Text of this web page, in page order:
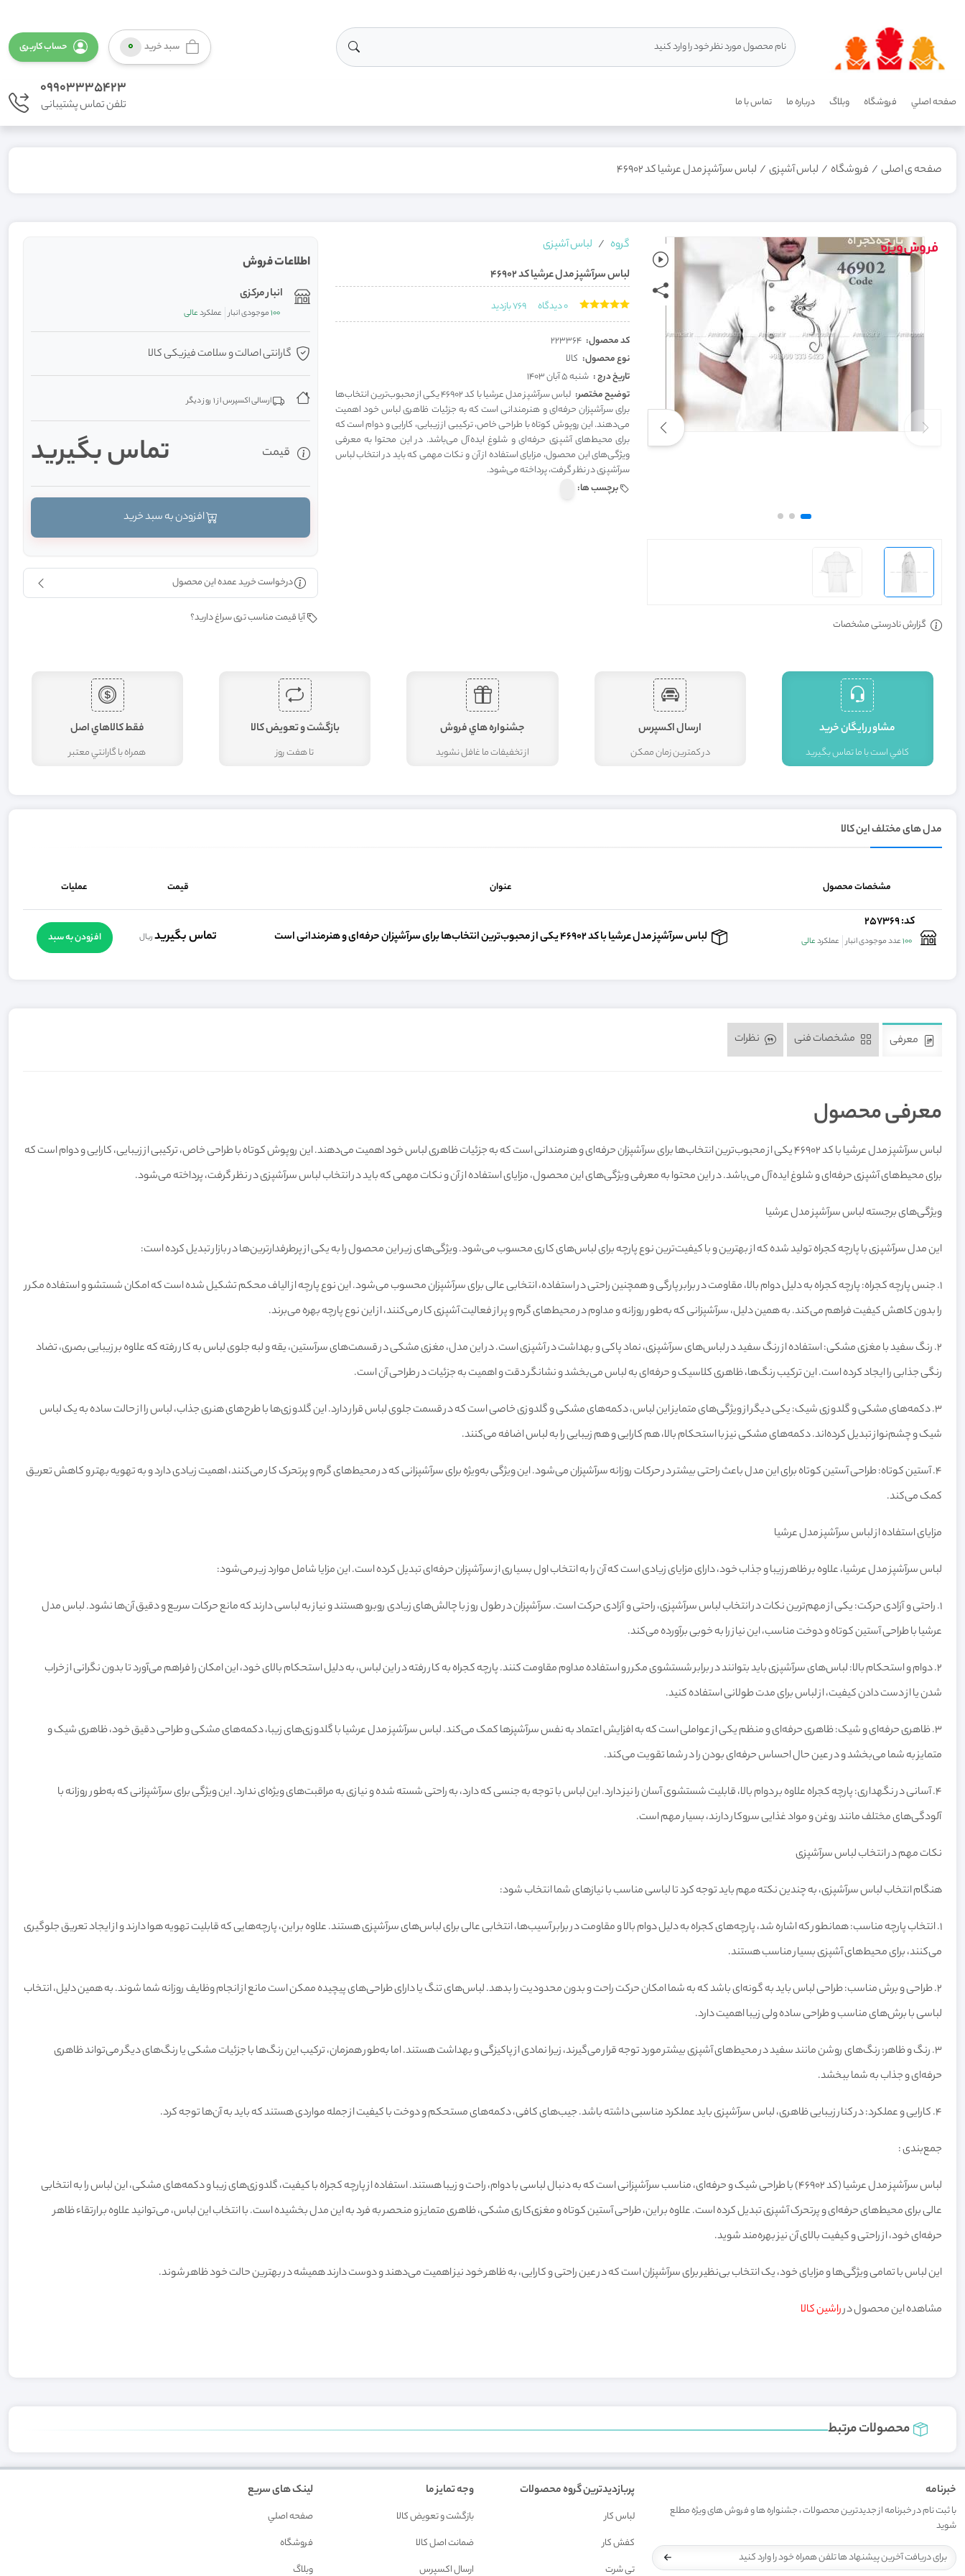
سبد خرید 0 حساب کاربری
صفحه اصلي فروشگاه وبلاگ درباره ما تماس با ما
09903335423
تلفن تماس پشتیبانی
صفحه ی اصلی / فروشگاه / لباس آشپزی / لباس سرآشپز مدل عرشیا کد 46902
گزارش نادرستی مشخصات
گروه
لباس آشپزی
لباس سرآشپز مدل عرشیا کد 46902
0دیدگاه 769بازدید
کد محصول: 223364
نوع محصول: کالا
تاریخ درج : شنبه 5 آبان 1403
توضیح مختصر:
لباس سرآشپز مدل عرشیا با کد 46902 یکی از محبوب‌ترین انتخاب‌ها
برای سرآشپزان حرفه‌ای و هنرمندانی است که به جزئیات ظاهری لباس خود اهمیت
می‌دهند. این روپوش کوتاه با طراحی خاص، ترکیبی از زیبایی، کارایی و دوام است که
برای محیط‌های آشپزی حرفه‌ای و شلوغ ایده‌آل می‌باشد. در این محتوا به معرفی
ویژگی‌های این محصول، مزایای استفاده از آن و نکات مهمی که باید در انتخاب لباس
سرآشپزی در نظر گرفت، پرداخته می‌شود.
برچسب ها:
اطلاعات فروش
انبار مرکزی
100موجودی انبار عملکردعالی
گارانتی اصالت و سلامت فیزیکی کالا
ارسالی اکسپرس از 1 روز دیگر
قیمت تماس بگيريد
درخواست خرید عمده این محصول
آیا قیمت مناسب تری سراغ دارید؟
مشاور رايگان خريد
کافي است با ما تماس بگيريد
ارسال اکسپرس
در کمترين زمان ممکن
جشنواره هاي فروش
از تخفيفات ما غافل نشويد
بازگشت و تعويض کالا
تا هفت روز
فقط کالاهاي اصل
همراه با گارانتي معتبر
مدل های مختلف این کالا
مشخصات محصول عنوان قیمت عملیات
کد: 257369
100عدد موجودی انبار عملکردعالی لباس سرآشپز مدل عرشیا با کد 46902 یکی از محبوب‌ترین انتخاب‌ها برای سرآشپزان حرفه‌ای و هنرمندانی است تماس بگيريدریال افزودن به سبد
معرفی
معرفی محصول
لباس سرآشپز مدل عرشیا با کد 46902 یکی از محبوب‌ترین انتخاب‌ها برای سرآشپزان حرفه‌ای و هنرمندانی است که به جزئیات ظاهری لباس خود اهمیت می‌دهند. این روپوش کوتاه با طراحی خاص، ترکیبی از زیبایی، کارایی و دوام است که
برای محیط‌های آشپزی حرفه‌ای و شلوغ ایده‌آل می‌باشد. در این محتوا به معرفی ویژگی‌های این محصول، مزایای استفاده از آن و نکات مهمی که باید در انتخاب لباس سرآشپزی در نظر گرفت، پرداخته می‌شود.
ویژگی‌های برجسته لباس سرآشپز مدل عرشیا
این مدل سرآشپزی با پارچه کجراه تولید شده که از بهترین و با کیفیت‌ترین نوع پارچه برای لباس‌های کاری محسوب می‌شود. ویژگی‌های زیر این محصول را به یکی از پرطرفدارترین‌ها در بازار تبدیل کرده است:
1. جنس پارچه کجراه: پارچه کجراه به دلیل دوام بالا، مقاومت در برابر پارگی و همچنین راحتی در استفاده، انتخابی عالی برای سرآشپزان محسوب می‌شود. این نوع پارچه از الیاف محکم تشکیل شده است که امکان شستشو و استفاده مکرر
را بدون کاهش کیفیت فراهم می‌کند. به همین دلیل، سرآشپزانی که به‌طور روزانه و مداوم در محیط‌های گرم و پر از فعالیت آشپزی کار می‌کنند، از این نوع پارچه بهره می‌برند.
2. رنگ سفید با مغزی مشکی: استفاده از رنگ سفید در لباس‌های سرآشپزی، نماد پاکی و بهداشت در آشپزی است. در این مدل، مغزی مشکی در قسمت‌های سرآستین، یقه و لبه جلوی لباس به کار رفته که علاوه بر زیبایی بصری، تضاد
رنگی جذابی را ایجاد کرده است. این ترکیب رنگ‌ها، ظاهری کلاسیک و حرفه‌ای به لباس می‌بخشد و نشانگر دقت و اهمیت به جزئیات در طراحی آن است.
3. دکمه‌های مشکی و گلدوزی شیک: یکی دیگر از ویژگی‌های متمایز این لباس، دکمه‌های مشکی و گلدوزی خاصی است که در قسمت جلوی لباس قرار دارد. این گلدوزی‌ها با طرح‌های هنری جذاب، لباس را از حالت ساده به یک لباس
شیک و چشم‌نواز تبدیل کرده‌اند. دکمه‌های مشکی نیز با استحکام بالا، هم کارایی و هم زیبایی را به لباس اضافه می‌کنند.
4. آستین کوتاه: طراحی آستین کوتاه برای این مدل باعث راحتی بیشتر در حرکات روزانه سرآشپزان می‌شود. این ویژگی به‌ویژه برای سرآشپزانی که در محیط‌های گرم و پرتحرک کار می‌کنند، اهمیت زیادی دارد و به تهویه بهتر و کاهش تعریق
کمک می‌کند.
مزایای استفاده از لباس سرآشپز مدل عرشیا
لباس سرآشپز مدل عرشیا، علاوه بر ظاهر زیبا و جذاب خود، دارای مزایای زیادی است که آن را به انتخاب اول بسیاری از سرآشپزان حرفه‌ای تبدیل کرده است. این مزایا شامل موارد زیر می‌شود:
1. راحتی و آزادی حرکت: یکی از مهم‌ترین نکات در انتخاب لباس سرآشپزی، راحتی و آزادی حرکت است. سرآشپزان در طول روز با چالش‌های زیادی روبرو هستند و نیاز به لباسی دارند که مانع حرکات سریع و دقیق آن‌ها نشود. لباس مدل
عرشیا با طراحی آستین کوتاه و دوخت مناسب، این نیاز را به خوبی برآورده می‌کند.
2. دوام و استحکام بالا: لباس‌های سرآشپزی باید بتوانند در برابر شستشوی مکرر و استفاده مداوم مقاومت کنند. پارچه کجراه به کار رفته در این لباس، به دلیل استحکام بالای خود، این امکان را فراهم می‌آورد تا بدون نگرانی از خراب
شدن یا از دست دادن کیفیت، از لباس برای مدت طولانی استفاده کنید.
3. ظاهری حرفه‌ای و شیک: ظاهری حرفه‌ای و منظم یکی از عواملی است که به افزایش اعتماد به نفس سرآشپزها کمک می‌کند. لباس سرآشپز مدل عرشیا با گلدوزی‌های زیبا، دکمه‌های مشکی و طراحی دقیق خود، ظاهری شیک و
متمایز به شما می‌بخشد و در عین حال احساس حرفه‌ای بودن را در شما تقویت می‌کند.
4. آسانی در نگهداری: پارچه کجراه علاوه بر دوام بالا، قابلیت شستشوی آسان را نیز دارد. این لباس با توجه به جنسی که دارد، به راحتی شسته شده و نیازی به مراقبت‌های ویژه‌ای ندارد. این ویژگی برای سرآشپزانی که به‌طور روزانه با
آلودگی‌های مختلف مانند روغن و مواد غذایی سروکار دارند، بسیار مهم است.
نکات مهم در انتخاب لباس سرآشپزی
هنگام انتخاب لباس سرآشپزی، به چندین نکته مهم باید توجه کرد تا لباسی مناسب با نیازهای شما انتخاب شود:
1. انتخاب پارچه مناسب: همانطور که اشاره شد، پارچه‌های کجراه به دلیل دوام بالا و مقاومت در برابر آسیب‌ها، انتخابی عالی برای لباس‌های سرآشپزی هستند. علاوه بر این، پارچه‌هایی که قابلیت تهویه هوا دارند و از ایجاد تعریق جلوگیری
می‌کنند، برای محیط‌های آشپزی بسیار مناسب هستند.
2. طراحی و برش مناسب: طراحی لباس باید به گونه‌ای باشد که به شما امکان حرکت راحت و بدون محدودیت را بدهد. لباس‌های تنگ یا دارای طراحی‌های پیچیده ممکن است مانع از انجام وظایف روزانه شما شوند. به همین دلیل، انتخاب
لباسی با برش‌های مناسب و طراحی ساده ولی زیبا اهمیت دارد.
3. رنگ و ظاهر: رنگ‌های روشن مانند سفید در محیط‌های آشپزی بیشتر مورد توجه قرار می‌گیرند، زیرا نمادی از پاکیزگی و بهداشت هستند. اما به‌طور همزمان، ترکیب این رنگ‌ها با جزئیات مشکی یا رنگ‌های دیگر می‌تواند ظاهری
حرفه‌ای و جذاب به شما ببخشد.
4. کارایی و عملکرد: در کنار زیبایی ظاهری، لباس سرآشپزی باید عملکرد مناسبی داشته باشد. جیب‌های کافی، دکمه‌های مستحکم و دوخت با کیفیت از جمله مواردی هستند که باید به آن‌ها توجه کرد.
جمع‌بندی :
لباس سرآشپز مدل عرشیا (کد 46902) با طراحی شیک و حرفه‌ای، مناسب سرآشپزانی است که به دنبال لباسی با دوام، راحت و زیبا هستند. استفاده از پارچه کجراه با کیفیت، گلدوزی‌های زیبا و دکمه‌های مشکی، این لباس را به انتخابی
عالی برای محیط‌های حرفه‌ای و پرتحرک آشپزی تبدیل کرده است. علاوه بر این، طراحی آستین کوتاه و مغزی‌کاری مشکی، ظاهری متمایز و منحصر به فرد به این مدل بخشیده است. با انتخاب این لباس، می‌توانید علاوه بر ارتقاء ظاهر
حرفه‌ای خود، از راحتی و کیفیت بالای آن نیز بهره‌مند شوید.
این لباس با تمامی ویژگی‌ها و مزایای خود، یک انتخاب بی‌نظیر برای سرآشپزان است که در عین راحتی و کارایی، به ظاهر خود نیز اهمیت می‌دهند و دوست دارند همیشه در بهترین حالت خود ظاهر شوند.
مشاهده این محصول درراشین کالا
محصولات مرتبط
خبرنامه
با ثبت نام در خبرنامه از جدیدترین محصولات ، جشنواره ها و فروش های ویژه مطلع
شوید
پربازدیدترین گروه محصولات
لباس کار
کفش کار
تی شرت
وجه تمایز ما
بازگشت و تعويض کالا
ضمانت اصل کالا
ارسال اکسپرس
لینک های سریع
صفحه اصلي
فروشگاه
وبلاگ